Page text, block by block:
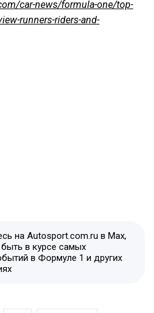
car-news/formula-one/top-
runners-riders-and-
на Autosport.com.ru в Max,
в курсе самых
в Формуле 1 и других